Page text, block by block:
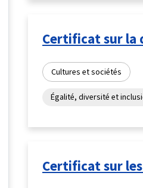
Certificat sur la
Cultures et sociétés
Égalité, diversité et
Certificat sur